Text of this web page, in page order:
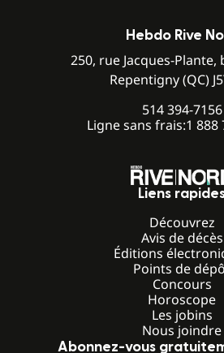
Hebdo Rive
250, rue Jacques-Plante,
Repentigny (QC)
514 394-7156
Ligne sans frais:1 888
Liens
Découvrez
Avis de décès
Éditions
Points de
Concours
Horoscope
Les jobins
Nous joindre
Abonnez-vous